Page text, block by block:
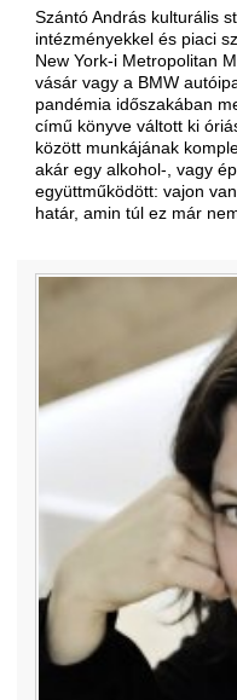
Szántó András kulturális
intézményekkel és piaci
New York-i Metropolitan
vásár vagy a BMW
pandémia időszakában
című könyve váltott ki
között munkájának
akár egy alkohol-, vagy
együttműködött: vajon
határ, amin túl ez már